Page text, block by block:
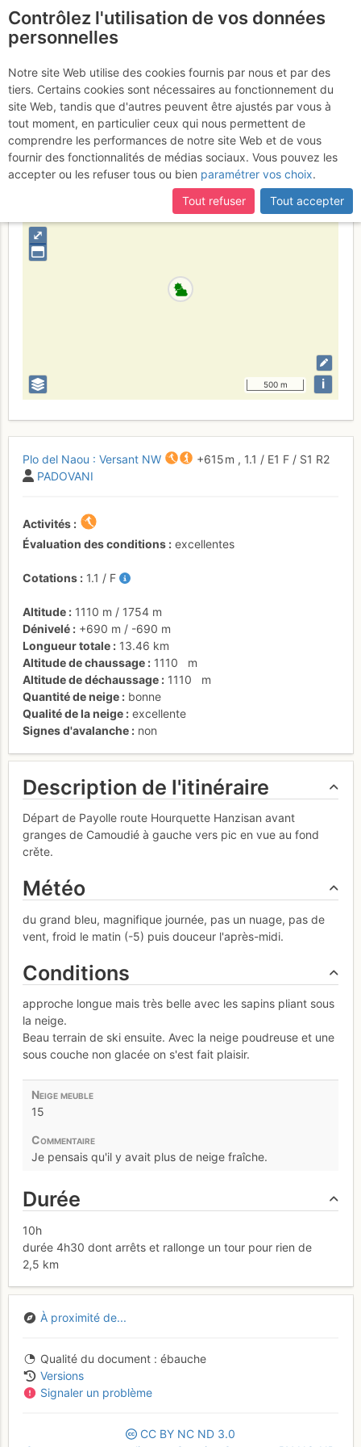
Plo del Naou : Versant
NW
Jeudi 9 février 2017
France Hautes-Pyrénées Bigorre - Ordesa
⤢
500 m i
Plo del Naou : Versant NW +615 m , 1.1 / E1 F / S1 R2
PADOVANI
Activités
Évaluation des conditions
excellentes
Cotations 1.1 / F
Altitude 1110 m / 1754 m
Dénivelé
+690 m / -690 m
Longueur totale
13.46 km
Altitude de chaussage
1110
m
Altitude de déchaussage
1110
m
Quantité de neige
bonne
Qualité de la neige
excellente
Signes d'avalanche
non
Description de l'itinéraire
Départ de Payolle route Hourquette Hanzisan avant
granges de Camoudié à gauche vers pic en vue au fond
crěte.
Météo
du grand bleu, magnifique journée, pas un nuage, pas de
vent, froid le matin (-5) puis douceur l'après-midi.
Conditions
approche longue mais très belle avec les sapins pliant sous
la neige.
Beau terrain de ski ensuite. Avec la neige poudreuse et une
sous couche non glacée on s'est fait plaisir.
15
Je pensais qu'il y avait plus de neige fraîche.
Durée
10h
durée 4h30 dont arrêts et rallonge un tour pour rien de
2,5 km
À proximité de...
Qualité du document
ébauche
Versions
Signaler un problème
CC BY NC ND 3.0
Contrôlez l'utilisation de vos données
personnelles
Notre site Web utilise des cookies fournis par nous et par des
tiers. Certains cookies sont nécessaires au fonctionnement du
site Web, tandis que d'autres peuvent être ajustés par vous à
tout moment, en particulier ceux qui nous permettent de
comprendre les performances de notre site Web et de vous
fournir des fonctionnalités de médias sociaux. Vous pouvez les
accepter ou les refuser tous ou bien paramétrer vos choix.
Tout refuser
Tout accepter